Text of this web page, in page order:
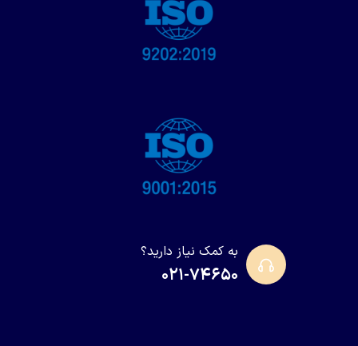
به کمک نیاز دارید؟
۰۲۱-۷۴۶۵۰